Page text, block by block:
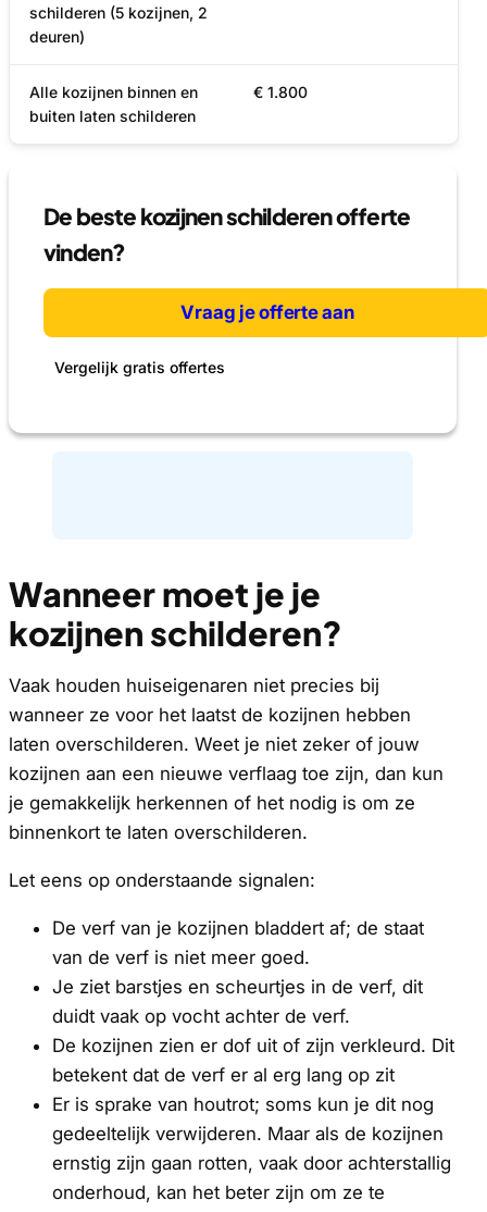
schilderen (5 kozijnen, 2
deuren)
Alle kozijnen binnen en
buiten laten schilderen
€ 1.800
De beste kozijnen schilderen offerte
vinden?
Vraag je offerte aan
Vergelijk gratis offertes
Wanneer moet je je
kozijnen schilderen?
Vaak houden huiseigenaren niet precies bij
wanneer ze voor het laatst de kozijnen hebben
laten overschilderen. Weet je niet zeker of jouw
kozijnen aan een nieuwe verflaag toe zijn, dan kun
je gemakkelijk herkennen of het nodig is om ze
binnenkort te laten overschilderen.
Let eens op onderstaande signalen:
De verf van je kozijnen bladdert af; de staat
van de verf is niet meer goed.
Je ziet barstjes en scheurtjes in de verf, dit
duidt vaak op vocht achter de verf.
De kozijnen zien er dof uit of zijn verkleurd. Dit
betekent dat de verf er al erg lang op zit
Er is sprake van houtrot; soms kun je dit nog
gedeeltelijk verwijderen. Maar als de kozijnen
ernstig zijn gaan rotten, vaak door achterstallig
onderhoud, kan het beter zijn om ze te